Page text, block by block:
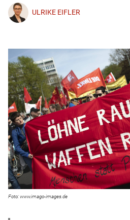
DISKUSSIONSSTOFF
INTERNATIONAL
ULRIKE EIFLER
www.imago-images.de